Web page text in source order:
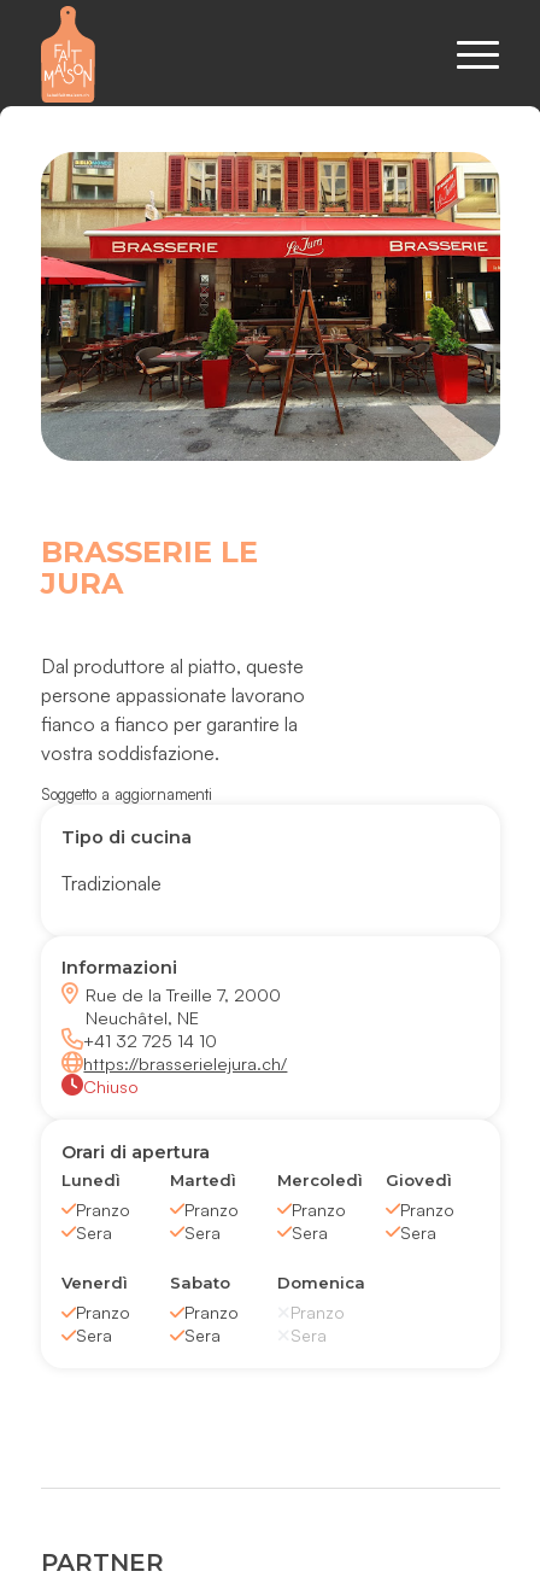
BRASSERIE LE
JURA
Dal produttore al piatto, queste
persone appassionate lavorano
fianco a fianco per garantire la
vostra soddisfazione.
Soggetto a aggiornamenti
Tipo di cucina
Tradizionale
Informazioni
Rue de la Treille 7, 2000
Neuchâtel, NE
+41 32 725 14 10
https://brasserielejura.ch/
Chiuso
Orari di apertura
Lunedì
Pranzo
Sera
Martedì
Pranzo
Sera
Mercoledì
Pranzo
Sera
Giovedì
Pranzo
Sera
Venerdì
Pranzo
Sera
Sabato
Pranzo
Sera
Domenica
Pranzo
Sera
PARTNER